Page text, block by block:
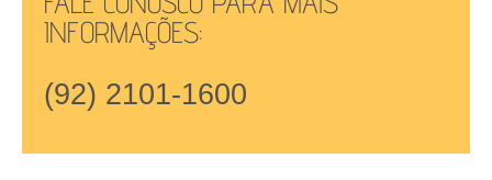
INFORMAÇÕES:
(92) 2101-1600